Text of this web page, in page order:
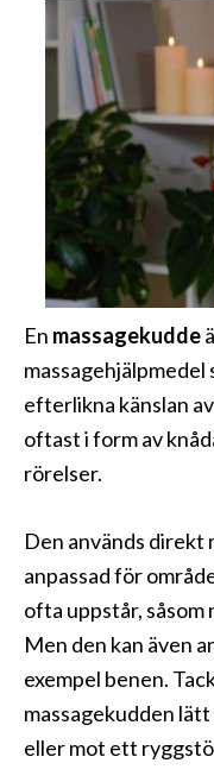
En massagekudde
efterlikna känslan
oftast i form av
rörelser.
Den används direkt
anpassad för
ofta uppstår, såsom
Men den kan även
exempel benen.
massagekudden
eller mot ett